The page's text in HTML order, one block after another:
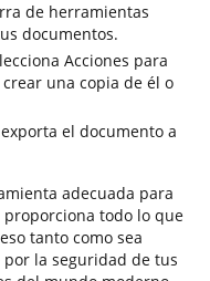
de herramientas
documentos.
Acciones para
una copia de él o
el documento a
adecuada para
todo lo que
tanto como sea
la seguridad de tus